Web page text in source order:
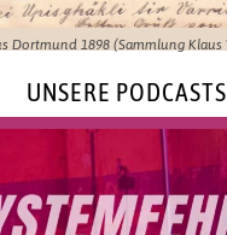
Dortmund 1898 (Sammlung Klaus
UNSERE PODCASTS